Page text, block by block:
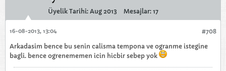
Üyelik Tarihi: Aug 2013 Mesajlar: 17
#708
16-08-2013, 13:04
Arkadasim bence bu senin calisma tempona ve ogranme istegine
bagli. bence ogrenememen icin hicbir sebep yok